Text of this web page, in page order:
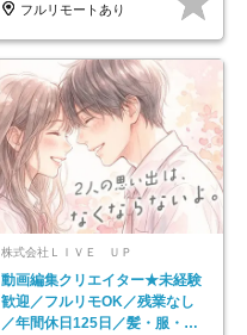
フルリモートあり
株式会社ＬＩＶＥ ＵＰ
動画編集クリエイター★未経験
歓迎／フルリモOK／残業なし
／年間休日125日／髪・服・ネ